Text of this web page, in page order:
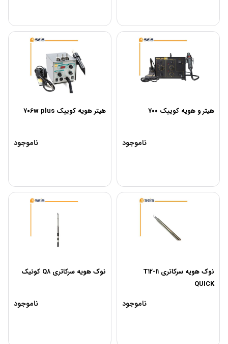
هیتر و هویه کوییک ۷۰۰
ناموجود
هیتر هویه کوییک ۷۰۶w plus
ناموجود
نوک هویه سرکاتری T۱۲-۱۱
QUICK
ناموجود
نوک هویه سرکاتری Q۸ کوئیک
ناموجود